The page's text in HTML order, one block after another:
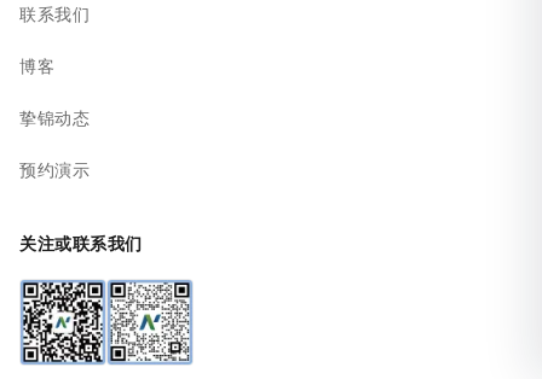
联系我们
博客
挚锦动态
预约演示
关注或联系我们